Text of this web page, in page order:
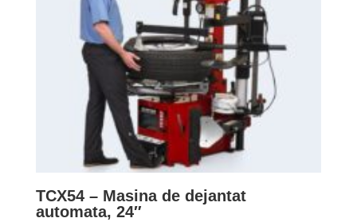
TCX54 – Masina de dejantat
automata, 24″